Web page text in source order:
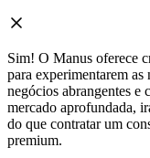
Sim! O Manus oferece
para experimentarem as
negócios abrangentes e
mercado aprofundada,
do que contratar um
premium.